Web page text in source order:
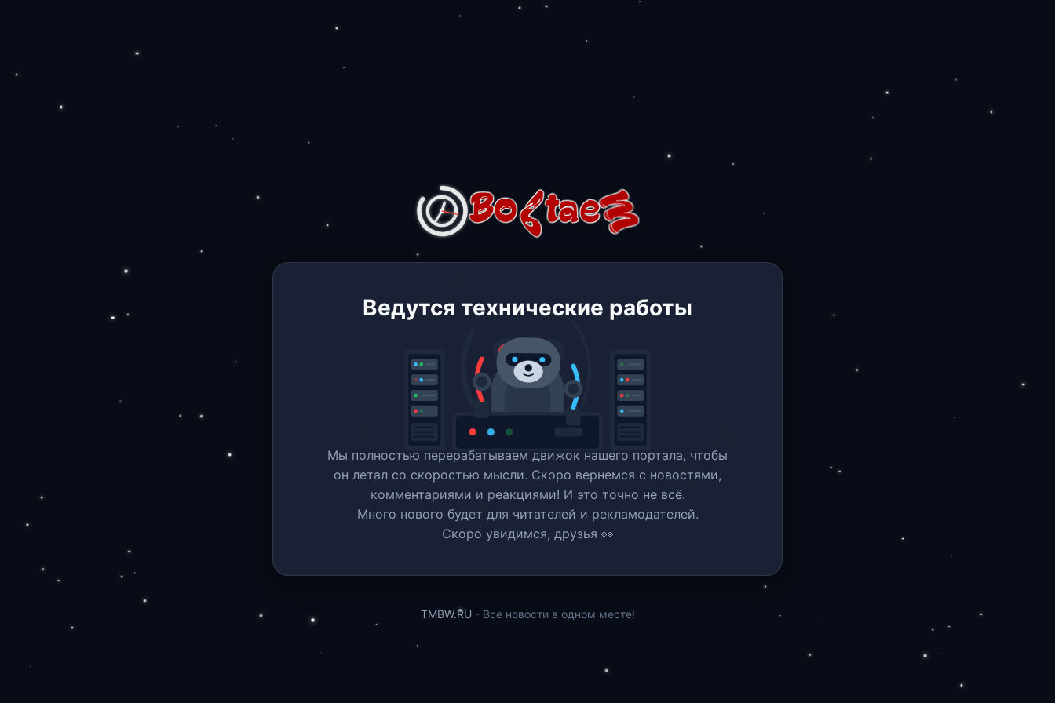
Ведутся технические работы
Мы полностью перерабатываем движок нашего портала, чтобы
он летал со скоростью мысли. Скоро вернемся c новостями,
комментариями и реакциями! И это точно не всё.
Много нового будет для читателей и рекламодателей.
Скоро увидимся, друзья 👀
TMBW.RU - Все новости в одном месте!